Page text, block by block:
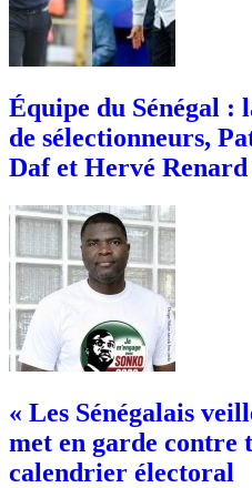
Équipe du Sénégal :
de sélectionneurs,
Daf et Hervé Renard
« Les Sénégalais
met en garde contre
calendrier électoral